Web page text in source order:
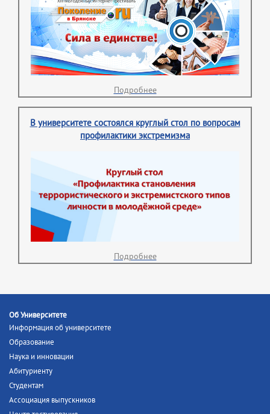
Подробнее
В университете состоялся круглый стол по вопросам
профилактики экстремизма
Подробнее
Об Университете
Информация об университете
Образование
Наука и инновации
Абитуриенту
Студентам
Ассоциация выпускников